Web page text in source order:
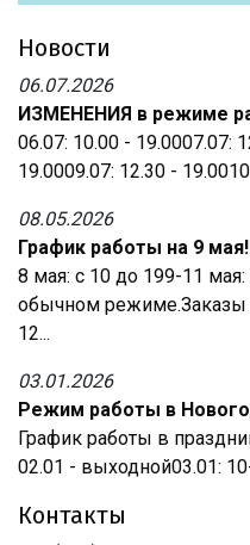
Новости
06.07.2026
ИЗМЕНЕНИЯ в режиме
06.07: 10.00 - 19.0007.07:
19.0009.07: 12.30 -
08.05.2026
График работы на 9
8 мая: с 10 до 199-11
обычном режиме.Заказы
12...
03.01.2026
Режим работы в
График работы в
02.01 - выходной03.01:
Контакты